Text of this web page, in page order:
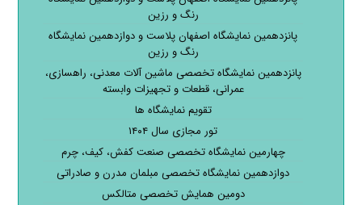
رنگ و رزین
پانزدهمین نمایشگاه اصفهان پلاست و دوازدهمین نمایشگاه
رنگ و رزین
پانزدهمین نمایشگاه تخصصی ماشین آلات معدنی، راهسازی،
عمرانی، قطعات و تجهیزات وابسته
تقویم نمایشگاه ها
تور مجازی سال ۱۴۰۴
چهارمین نمایشگاه تخصصی صنعت کفش، کیف، چرم
دوازدهمین نمایشگاه تخصصی مبلمان مدرن و صادراتی
دومین همایش تخصصی متالکس